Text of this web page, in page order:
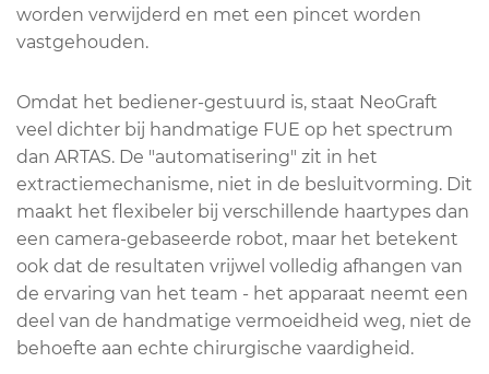
worden verwijderd en met een pincet worden
vastgehouden.
Omdat het bediener-gestuurd is, staat NeoGraft
veel dichter bij handmatige FUE op het spectrum
dan ARTAS. De "automatisering" zit in het
extractiemechanisme, niet in de besluitvorming. Dit
maakt het flexibeler bij verschillende haartypes dan
een camera-gebaseerde robot, maar het betekent
ook dat de resultaten vrijwel volledig afhangen van
de ervaring van het team - het apparaat neemt een
deel van de handmatige vermoeidheid weg, niet de
behoefte aan echte chirurgische vaardigheid.